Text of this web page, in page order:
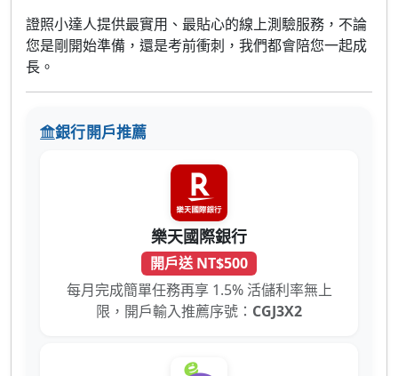
證照小達人提供最實用、最貼心的線上測驗服務，不論
您是剛開始準備，還是考前衝刺，我們都會陪您一起成
長。
銀行開戶推薦
樂天國際銀行
開戶送 NT$500
每月完成簡單任務再享 1.5% 活儲利率無上
限，開戶輸入推薦序號： CGJ3X2